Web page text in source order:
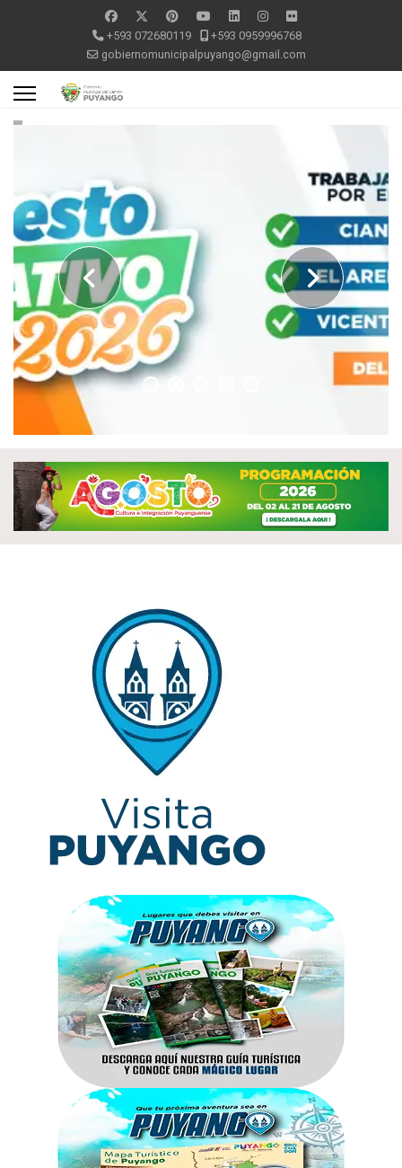
+593 072680119
+593 0959996768
gobiernomunicipalpuyango@gmail.com